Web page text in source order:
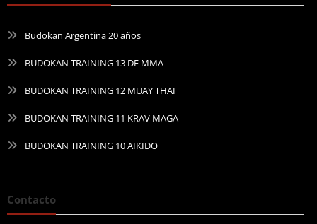
Budokan Argentina 20 años
BUDOKAN TRAINING 13 DE MMA
BUDOKAN TRAINING 12 MUAY THAI
BUDOKAN TRAINING 11 KRAV MAGA
BUDOKAN TRAINING 10 AIKIDO
Contacto